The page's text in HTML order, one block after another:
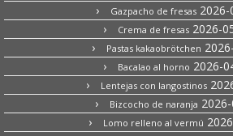
Gazpacho de fresas 2026-
Crema de fresas 2026-
Pastas kakaobrötchen
Bacalao al horno 2026-
Lentejas con langostinos
Bizcocho de naranja
Lomo relleno al vermú